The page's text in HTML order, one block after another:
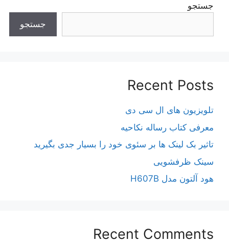
جستجو
جستجو
Recent Posts
تلویزیون های ال سی دی
معرفی کتاب رساله نکاحیه
تاثیر بک لینک ها بر سئوی خود را بسیار جدی بگیرید
سینک ظرفشویی
هود آلتون مدل H607B
Recent Comments